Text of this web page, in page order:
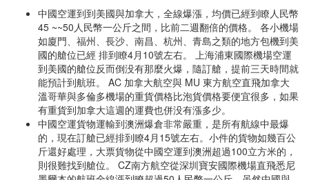
中國空運到到美國與加拿大，全線爆漲，均價已經到瞭人民幣
45 ~~50人民幣一公斤之間，比前二週翻倍的價格。 各小機場
如廈門、福州、長沙、南昌、杭州、青島之類的地方包機到美
國的艙位已經 排到瞭4月10號左右。 上海浦東國際機場空運
到美國的艙位反而倒没有那麼火爆，隨訂艙，提前三天時間就
能預計到航班。 AC 加拿大航空與 MU 東方航空直飛加拿大
溫哥華與多倫多機場的重貨價格比泡貨價格要便宜很多，如果
有重貨到加拿大這週的運費也併没有漲多少。
中國空運貨物運輸到澳洲爆倉非常嚴重，是所有航線中最爆
的，現在訂艙已經排到瞭4月15號左右。小件的貨物如幾百公
斤還好處理，大票貨物從中國空運到澳洲超過100立方米的，
則很難找到艙位。 CZ南方航空從深圳寶安國際機場直飛悉尼